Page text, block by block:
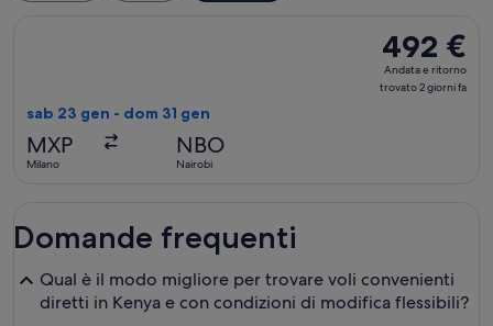
492 €
Andata
e
492 €
Andata e ritorno
trovato 2 giorni fa
sab 23 gen - dom 31 gen
MXP
Milano
NBO
Nairobi
Domande frequenti
Qual è il modo migliore per trovare voli convenienti
diretti in Kenya e con condizioni di modifica flessibili?